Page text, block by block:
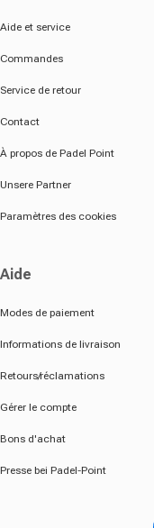
Aide et service
Commandes
Service de retour
Contact
À propos de Padel Point
Unsere Partner
Paramètres des cookies
Aide
Modes de paiement
Informations de livraison
Retours/réclamations
Gérer le compte
Bons d'achat
Presse bei Padel-Point